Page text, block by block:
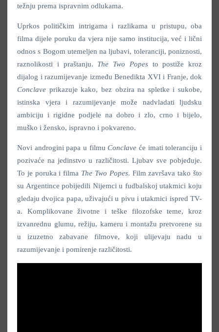
težnju prema ispravnim odlukama.
Uprkos političkim intrigama i razlikama u pristupu, oba
filma dijele poruku da vjera nije samo institucija, već i lični
odnos s Bogom utemeljen na ljubavi, toleranciji, poniznosti,
raznolikosti i praštanju. The Two Popesto postiže kroz
dijalog i razumijevanje između Benedikta XVI i Franje, dok
Conclave prikazuje kako, bez obzira na spletke i sukobe,
istinska vjera i razumijevanje može nadvladati ljudsku
ambiciju i rigidne podjele na dobro i zlo, crno i bijelo,
muško i žensko, ispravno i pokvareno.
Novi androgini papa u filmuConclave će imati toleranciju i
pozivaće na jedinstvo u različitosti. Ljubav sve pobjeđuje.
To je poruka i filma The Two Popes. Film završava tako što
su Argentince pobijedili Nijemci u fudbalskoj utakmici koju
gledaju dvojica papa, uživajući u pivu i utakmici ispred TV-
a. Komplikovane životne i teške filozofske teme, kroz
izvanrednu glumu, režiju, kameru i montažu pretvorene su
u izuzetno zabavane filmove, koji ulijevaju nadu u
razumijevanje i pomirenje različitosti.